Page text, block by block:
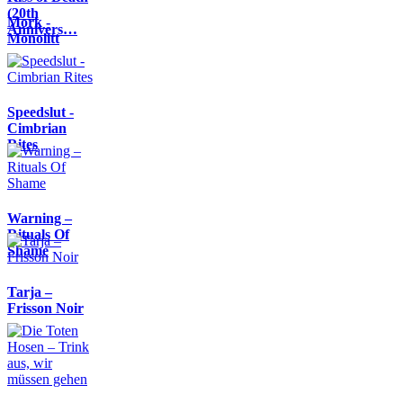
(20th
Annivers…
Mork -
Monolitt
Speedslut -
Cimbrian
Rites
Warning –
Rituals Of
Shame
Tarja –
Frisson Noir